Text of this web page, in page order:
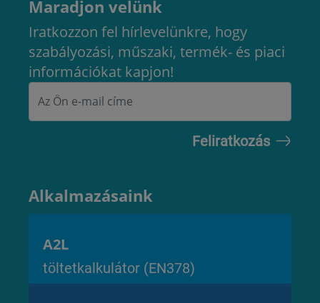
Maradjon velünk
Iratkozzon fel hírlevelünkre, hogy
szabályozási, műszaki, termék- és piaci
információkat kapjon!
Alkalmazásaink
A2L
töltetkalkulátor (EN378)